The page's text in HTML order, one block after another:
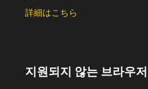
詳細はこちら
지원되지 않는 브라우